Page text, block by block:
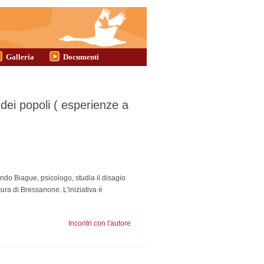
Galleria Documenti
popoli ( esperienze a
Biague, psicologo, studia il disagio
di Bressanone. L'iniziativa è
Incontri con l'autore